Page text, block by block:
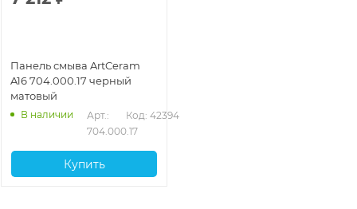
Панель смыва ArtCeram
A16 704.000.17 черный
матовый
В наличии
Арт.:
704.000.17
Код: 42394
Купить